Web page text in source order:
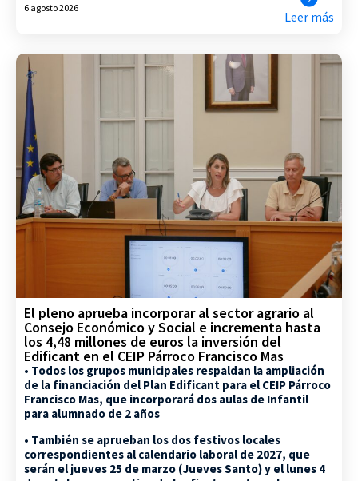
6 agosto 2026
Leer más
El pleno aprueba incorporar al sector agrario al
Consejo Económico y Social e incrementa hasta
los 4,48 millones de euros la inversión del
Edificant en el CEIP Párroco Francisco Mas
• Todos los grupos municipales respaldan la ampliación
de la financiación del Plan Edificant para el CEIP Párroco
Francisco Mas, que incorporará dos aulas de Infantil
para alumnado de 2 años
• También se aprueban los dos festivos locales
correspondientes al calendario laboral de 2027, que
serán el jueves 25 de marzo (Jueves Santo) y el lunes 4